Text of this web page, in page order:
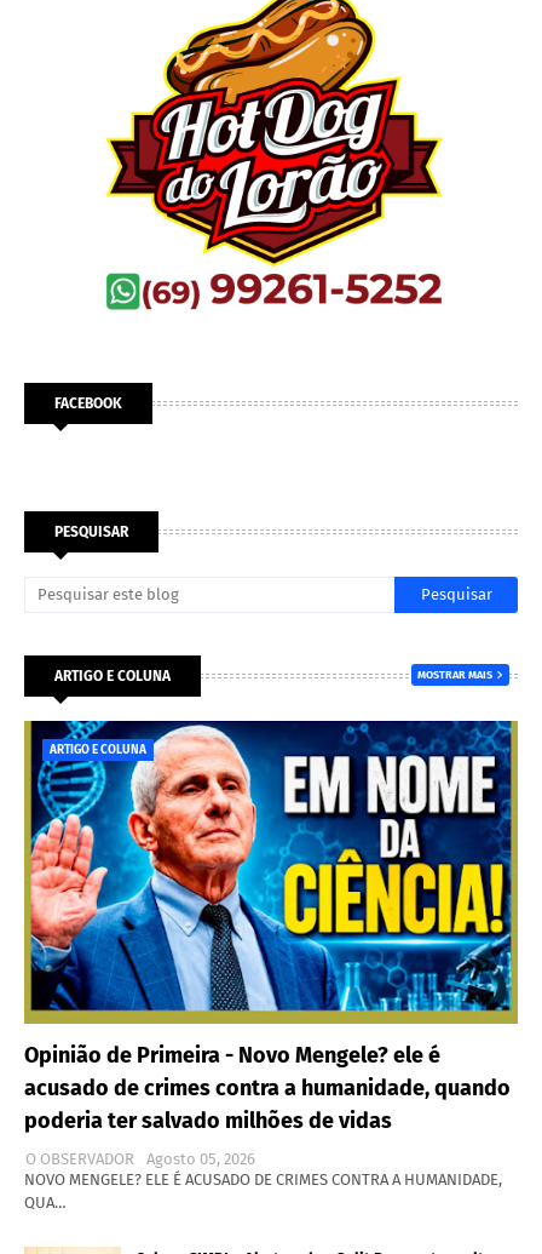
FACEBOOK
PESQUISAR
ARTIGO E COLUNA MOSTRAR MAIS
ARTIGO E COLUNA
Opinião de Primeira - Novo Mengele? ele é
acusado de crimes contra a humanidade, quando
poderia ter salvado milhões de vidas
O OBSERVADOR
Agosto 05, 2026
NOVO MENGELE? ELE É ACUSADO DE CRIMES CONTRA A HUMANIDADE,
QUA…